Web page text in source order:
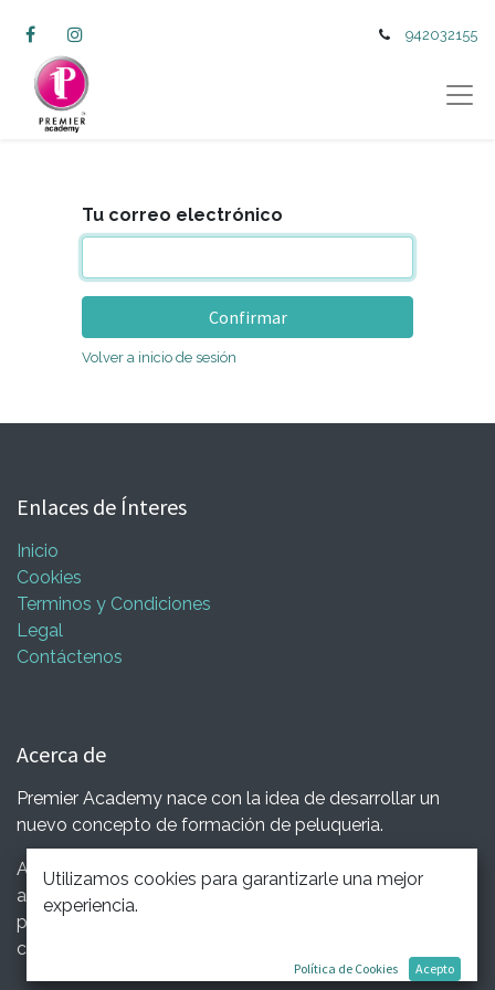
942032155
Tu correo electrónico
Confirmar
Volver a inicio de sesión
Enlaces de Ínteres
Inicio
Cookies
Terminos y Condiciones
Legal
Contáctenos
Acerca de
Premier Academy nace con la idea de desarrollar un
nuevo concepto de formación de peluqueria.
Aplicando una metodología que da grandes resultados
a la hora de adquirir todos los conceptos necesarios
para salir de nuestra academia y desarrollar tu talento
como peluquer@.
Utilizamos cookies para garantizarle una mejor
experiencia.
Política de Cookies Acepto